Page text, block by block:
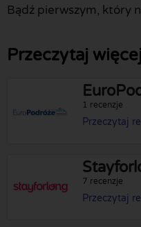
Bądź pierwszym, który
Przeczytaj
1 recenzje
Przeczytaj
7 recenzje
Przeczytaj